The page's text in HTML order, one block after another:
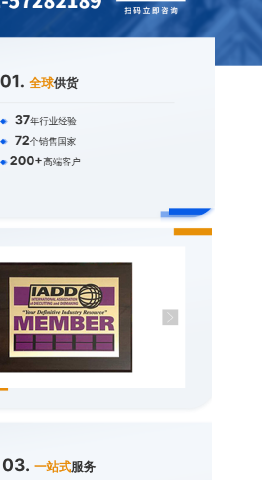
01.全球供货
37年行业经验
72个销售国家
200+高端客户
03. 一站式服务